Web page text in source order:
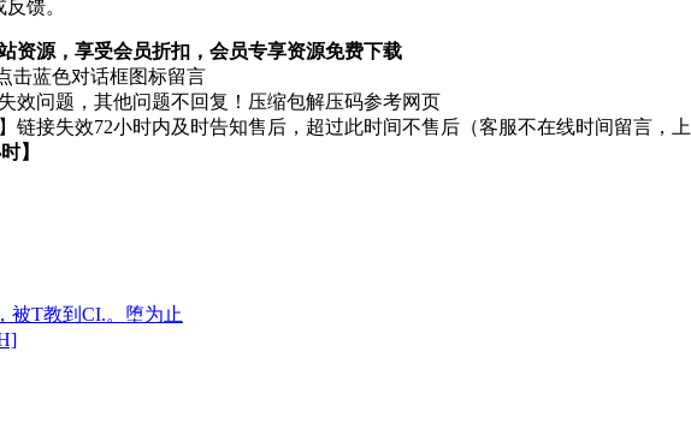
馈。
资源，享受会员折扣，会员专享资源免费下载
击蓝色对话框图标留言
效问题，其他问题不回复！压缩包解压码参考网页
链接失效72小时内及时告知售后，超过此时间不售后（客服不在线时间留言，上
】
被T教到CI.。堕为止